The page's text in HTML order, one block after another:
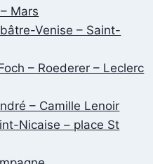
Mars
Venise – Saint-
– Roederer – Leclerc
– Camille Lenoir
Nicaise – place St